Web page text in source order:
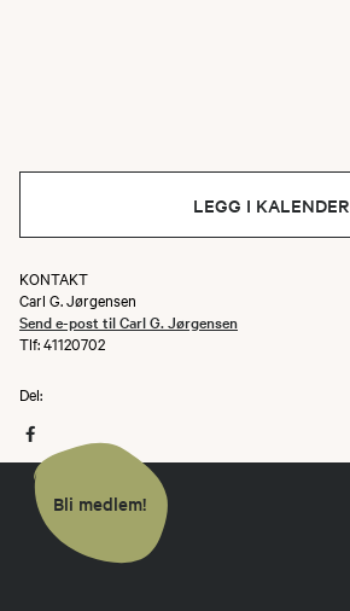
LEGG I KALENDER
KONTAKT
Carl G. Jørgensen
Send e-post til Carl G. Jørgensen
Tlf: 41120702
Del:
Bli medlem!